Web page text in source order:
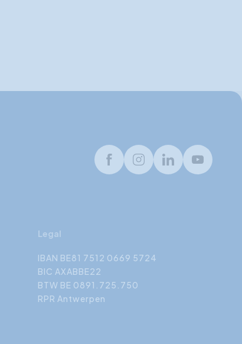
FacebookInstagramLinkedInYoutube
Legal
IBAN BE81 7512 0669 5724
BIC AXABBE22
BTW BE 0891.725.750
RPR Antwerpen